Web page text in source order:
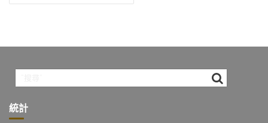
統計